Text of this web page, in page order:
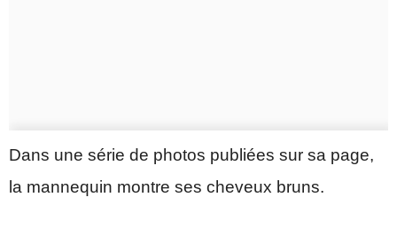
Dans une série de photos publiées sur sa page,
la mannequin montre ses cheveux bruns.